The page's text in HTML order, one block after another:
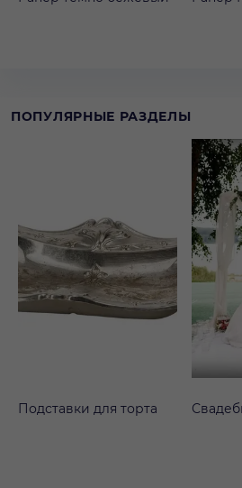
ПОПУЛЯРНЫЕ РАЗДЕЛЫ
Подставки для торта